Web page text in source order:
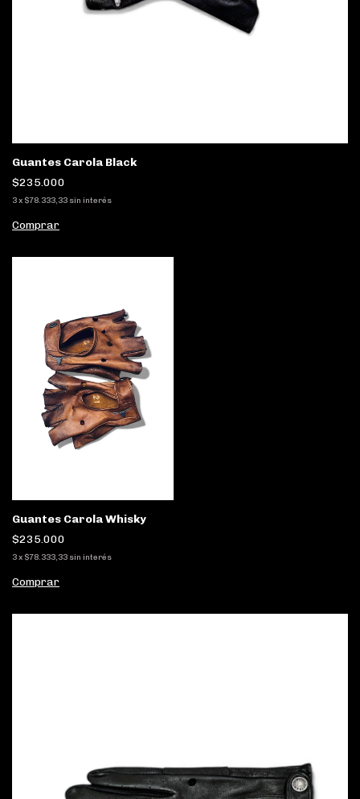
Guantes Carola Black
$235.000
3x $78.333,33 sin interés
Comprar
Guantes Carola Whisky
$235.000
3x $78.333,33 sin interés
Comprar